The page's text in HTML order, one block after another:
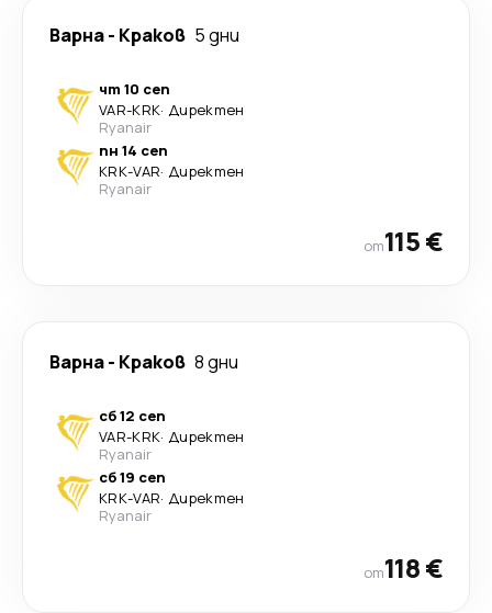
Варна- Краков 5 дни
чт 10 сеп
VAR-KRK· Директен
Ryanair
пн 14 сеп
KRK-VAR· Директен
Ryanair
от115 €
Варна- Краков 8 дни
сб 12 сеп
VAR-KRK· Директен
Ryanair
сб 19 сеп
KRK-VAR· Директен
Ryanair
от118 €